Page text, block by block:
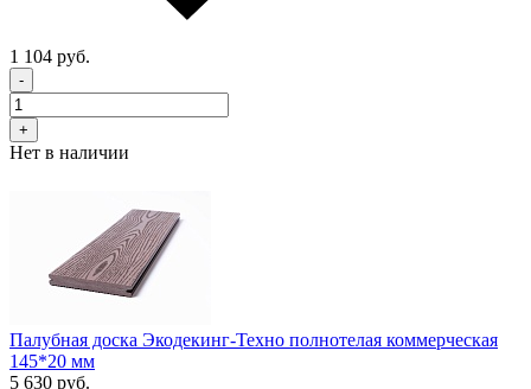
1 104 руб.
-
+
Нет в наличии
Палубная доска Экодекинг-Техно полнотелая коммерческая
145*20 мм
5 630 руб.